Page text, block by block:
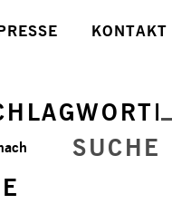
KONTAKT
SUCHE